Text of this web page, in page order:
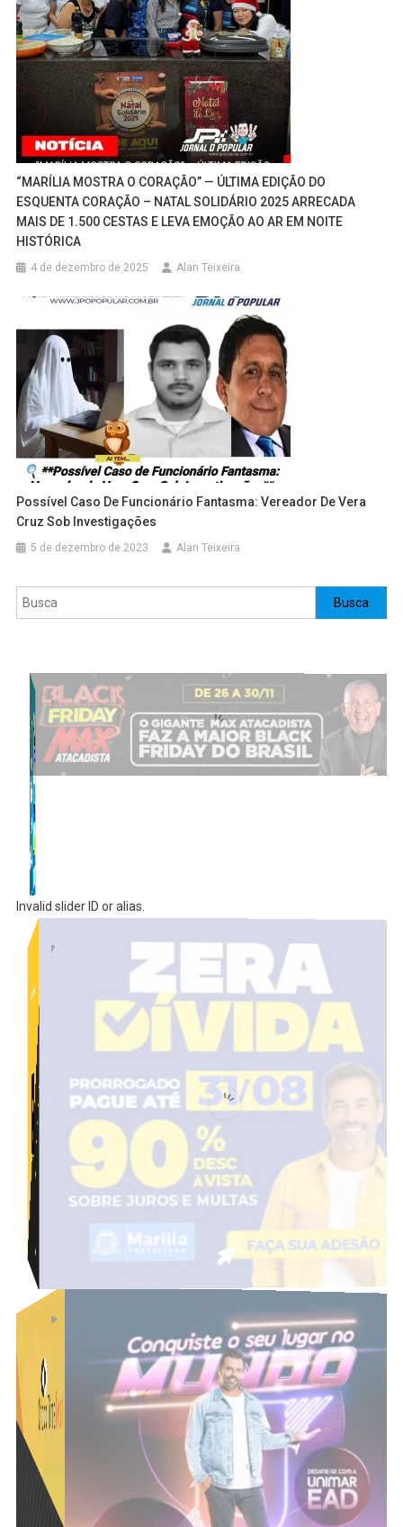
“MARÍLIA MOSTRA O CORAÇÃO” — ÚLTIMA EDIÇÃO DO
ESQUENTA CORAÇÃO – NATAL SOLIDÁRIO 2025 ARRECADA
MAIS DE 1.500 CESTAS E LEVA EMOÇÃO AO AR EM NOITE
HISTÓRICA
4 de dezembro de 2025 Alan Teixeira
Possível Caso De Funcionário Fantasma: Vereador De Vera
Cruz Sob Investigações
5 de dezembro de 2023 Alan Teixeira
Pesquisar Busca
Invalid slider ID or alias.